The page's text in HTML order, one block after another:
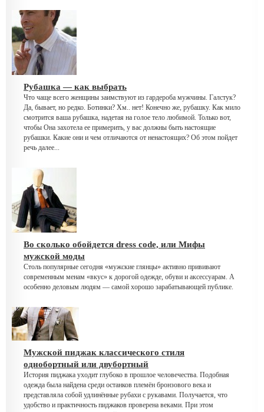
Рубашка — как выбрать
Что чаще всего женщины заимствуют из гардероба мужчины. Галстук?
Да, бывает, но редко. Ботинки? Хм.. нет! Конечно же, рубашку. Как мило
смотрится ваша рубашка, надетая на голое тело любимой. Только вот,
чтобы Она захотела ее примерить, у вас должны быть настоящие
рубашки. Какие они и чем отличаются от ненастоящих? Об этом пойдет
речь далее...
Во сколько обойдется dress code, или Мифы
мужской моды
Столь популярные сегодня «мужские глянцы» активно прививают
современным менам «вкус» к дорогой одежде, обуви и аксессуарам. А
особенно деловым людям — самой хорошо зарабатывающей публике.
Мужской пиджак классического стиля
однобортный или двубортный
История пиджака уходит глубоко в прошлое человечества. Подобная
одежда была найдена среди останков племён бронзового века и
представляла собой удлинённые рубахи с рукавами. Получается, что
удобство и практичность пиджаков проверена веками. При этом